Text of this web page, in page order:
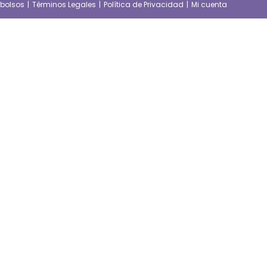
Términos Legales Política de Privacidad Mi cuenta